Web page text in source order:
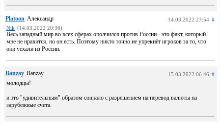
Platoon Александр 14.03.2022 23:54 #
Nik (14.03.2022 20:36)
Весь западный мир во всех сферах ополчился против России - это факт, который
мне не нравится, но он есть. Поэтому никто точно не упрекнёт игроков за то, что
они уехали из России.
Banzay Banzay 15.03.2022 06:46 #
молодцы!
и это "удивительным" образом совпало с разрешением на перевод валюты на
зарубежные счета.